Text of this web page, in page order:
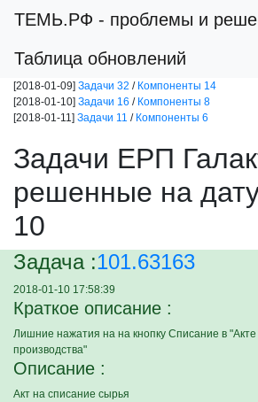
ТЕМЬ.РФ - проблемы и
Таблица обновлений
[2018-01-09] Задачи 32 / Компоненты 14
[2018-01-10] Задачи 16 / Компоненты 8
[2018-01-11] Задачи 11 / Компоненты 6
Задачи ЕРП
решенные на
10
Задача :101.63163
2018-01-10 17:58:39
Краткое описание :
Лишние нажатия на на кнопку Списание в
производства"
Описание :
Акт на списание сырья